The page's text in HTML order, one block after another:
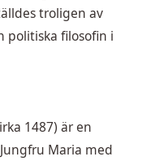
troligen av
politiska filosofin i
1487) är en
Maria med